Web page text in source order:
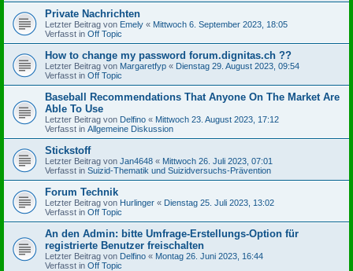
Private Nachrichten
Letzter Beitrag von Emely « Mittwoch 6. September 2023, 18:05
Verfasst in Off Topic
How to change my password forum.dignitas.ch ??
Letzter Beitrag von Margaretfyp « Dienstag 29. August 2023, 09:54
Verfasst in Off Topic
Baseball Recommendations That Anyone On The Market Are
Able To Use
Letzter Beitrag von Delfino « Mittwoch 23. August 2023, 17:12
Verfasst in Allgemeine Diskussion
Stickstoff
Letzter Beitrag von Jan4648 « Mittwoch 26. Juli 2023, 07:01
Verfasst in Suizid-Thematik und Suizidversuchs-Prävention
Forum Technik
Letzter Beitrag von Hurlinger « Dienstag 25. Juli 2023, 13:02
Verfasst in Off Topic
An den Admin: bitte Umfrage-Erstellungs-Option für
registrierte Benutzer freischalten
Letzter Beitrag von Delfino « Montag 26. Juni 2023, 16:44
Verfasst in Off Topic